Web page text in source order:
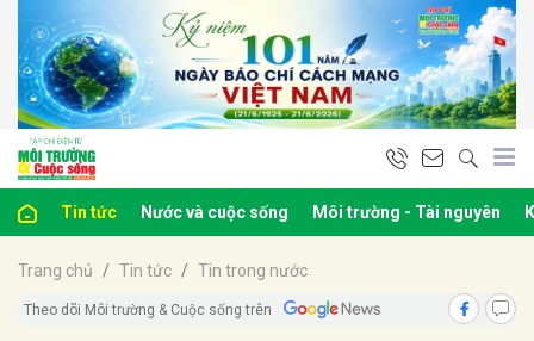
Tin tức Nước và cuộc sống Môi trường - Tài nguyên
Trang chủ Tin tức Tin trong nước
Theo dõi Môi trường & Cuộc sống trên
luận